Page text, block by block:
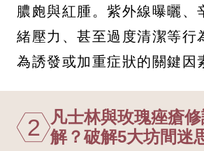
膿皰與紅腫。紫外線曝曬、
緒壓力、甚至過度清潔等行
為誘發或加重症狀的關鍵因
2
凡士林與玫瑰痤瘡
解？破解5大坊間迷